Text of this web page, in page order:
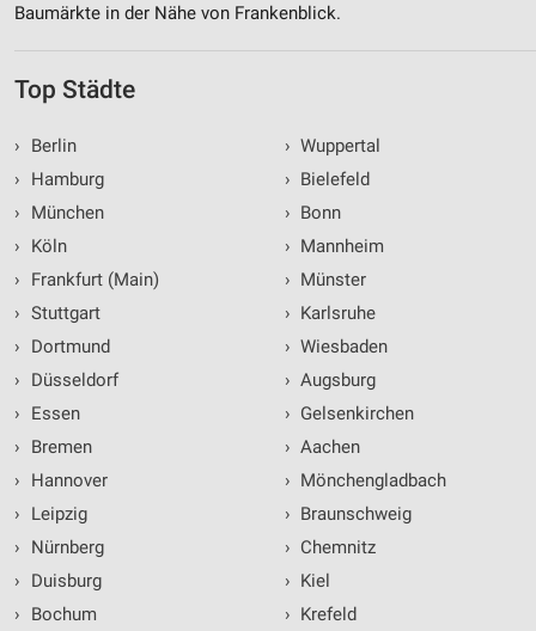
Baumärkte in der Nähe von Frankenblick.
Top Städte
›
Berlin
›
Hamburg
›
München
›
Köln
›
Frankfurt (Main)
› Stuttgart
›
Dortmund
›
Düsseldorf
›
Essen
›
Bremen
›
Hannover
›
Leipzig
›
Nürnberg
›
Duisburg
›
Bochum
› Wuppertal
› Bielefeld
› Bonn
› Mannheim
› Münster
› Karlsruhe
› Wiesbaden
› Augsburg
› Gelsenkirchen
› Aachen
› Mönchengladbach
› Braunschweig
› Chemnitz
› Kiel
› Krefeld